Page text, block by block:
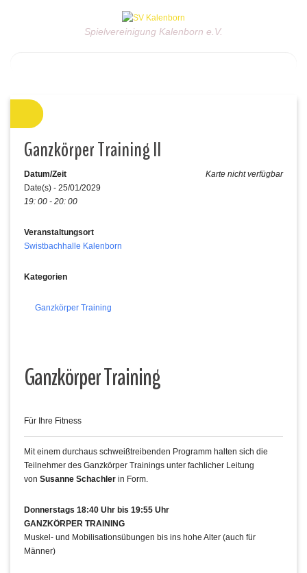
Spielvereinigung Kalenborn e.V.
Ganzkörper Training II
Karte nicht verfügbar
Datum/Zeit
Date(s) - 25/01/2029
19: 00 - 20: 00
Veranstaltungsort
Swistbachhalle Kalenborn
Kategorien
Ganzkörper Training
Ganzkörper Training
Für Ihre Fitness
Mit einem durchaus schweißtreibenden Programm halten sich die
Teilnehmer des Ganzkörper Trainings unter fachlicher Leitung
von Susanne Schachler in Form.
Donnerstags 18:40 Uhr bis 19:55 Uhr
GANZKÖRPER TRAINING
Muskel- und Mobilisationsübungen bis ins hohe Alter (auch für
Männer)